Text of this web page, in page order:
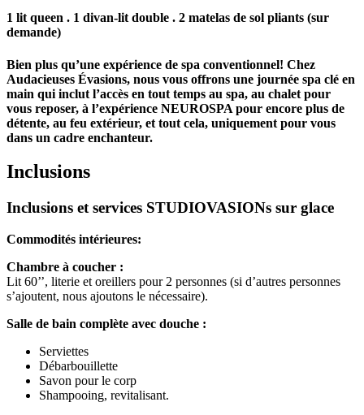
1 lit queen . 1 divan-lit double . 2 matelas de sol pliants (sur
demande)
Bien plus qu’une expérience de spa conventionnel! Chez
Audacieuses Évasions, nous vous offrons une journée spa clé en
main qui inclut l’accès en tout temps au spa, au chalet pour
vous reposer, à l’expérience NEUROSPA pour encore plus de
détente, au feu extérieur, et tout cela, uniquement pour vous
dans un cadre enchanteur.
Inclusions
Inclusions et services STUDIOVASIONs sur glace
Commodités intérieures:
Chambre à coucher :
Lit 60’’, literie et oreillers pour 2 personnes (si d’autres personnes
s’ajoutent, nous ajoutons le nécessaire).
Salle de bain complète avec douche :
Serviettes
Débarbouillette
Savon pour le corp
Shampooing, revitalisant.